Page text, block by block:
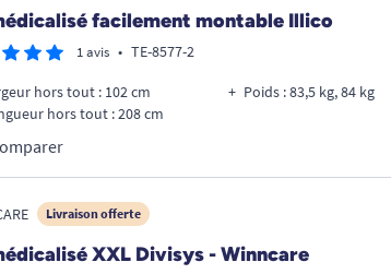
facilement montable Illico
1 avis • TE-8577-2
hors tout : 102 cm
hors tout : 208 cm
Poids : 83,5 kg, 84 kg
Livraison offerte
XXL Divisys - Winncare